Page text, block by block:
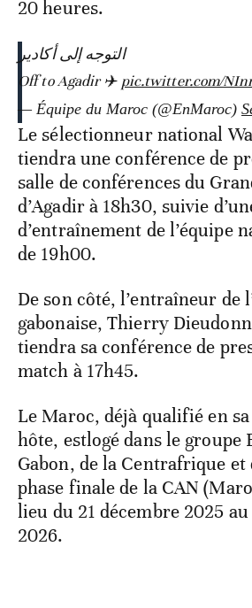
20 heures.
التوجه إلى أكادير
Off to Agadir ✈️ pic.twitter.com/
— Équipe du Maroc (@EnMaroc)
Le sélectionneur national
tiendra une conférence de
salle de conférences du
d’Agadir à 18h30, suivie
d’entraînement de l’équipe
de 19h00.
De son côté, l’entraîneur de
gabonaise, Thierry
tiendra sa conférence de
match à 17h45.
Le Maroc, déjà qualifié en
hôte, estlogé dans le groupe
Gabon, de la Centrafrique et
phase finale de la CAN
lieu du 21 décembre 2025
2026.